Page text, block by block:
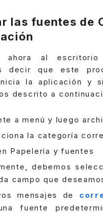
las fuentes de
ahora al
decir que este
la aplicación y
descrito a
a menú y luego
la categoría
Papelería y fuentes
debemos
campo que
mensajes de
fuente